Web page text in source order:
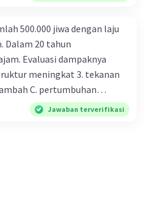
500.000 jiwa dengan laju
Dalam 20 tahun
Evaluasi dampaknya
meningkat 3. tekanan
C. pertumbuhan
panjang D. tidak
proyeksi penduduk penting
Jawaban terverifikasi